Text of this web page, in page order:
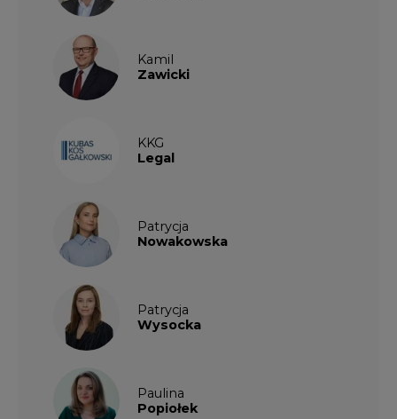
Kamil
Zawicki
KKG
Legal
Patrycja
Nowakowska
Patrycja
Wysocka
Paulina
Popiołek